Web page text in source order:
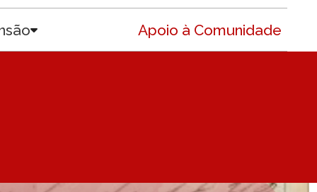
Apoio à Comunidade